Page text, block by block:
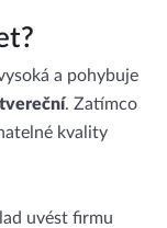
a pohybuje
. Zatímco
kvality
uvést firmu